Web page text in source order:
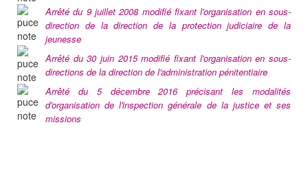
Arrêté du 9 juillet 2008 modifié fixant l'organisation en sous-
direction de la direction de la protection judiciaire de la
jeunesse
Arrêté du 30 juin 2015 modifié fixant l'organisation en sous-
directions de la direction de l'administration pénitentiaire
Arrêté du 5 décembre 2016 précisant les modalités
d'organisation de l'inspection générale de la justice et ses
missions